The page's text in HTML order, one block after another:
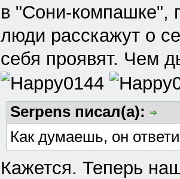
в "Сони-компашке",
люди расскажут о
себя проявят. Чем
Serpens писал(а):
Как думаешь, он
Кажется. Теперь